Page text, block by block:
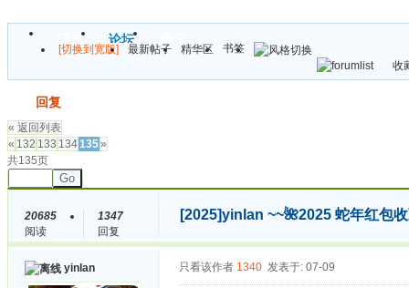
门户 论坛
[切换到宽版] 最新帖子 精华区
书签
收
回复
« 返回列表
« 132 133 134135»
共135页
Go
20685
阅读
1347
回复
[2025]yinlan ~~🌺2025 蛇年红包
yinlan 只看该作者 1340 发表于: 07-09